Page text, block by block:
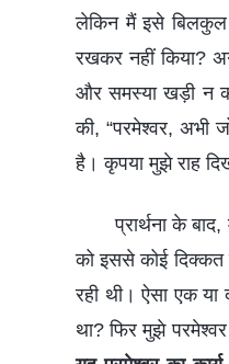
लेकिन मैं इसे बिलकुल
रखकर नहीं किया?
और समस्या खड़ी न
की, “परमेश्वर, अभी
है। कृपया मुझे राह
प्रार्थना के
को इससे कोई
रही थी। ऐसा एक या
था? फिर मुझे